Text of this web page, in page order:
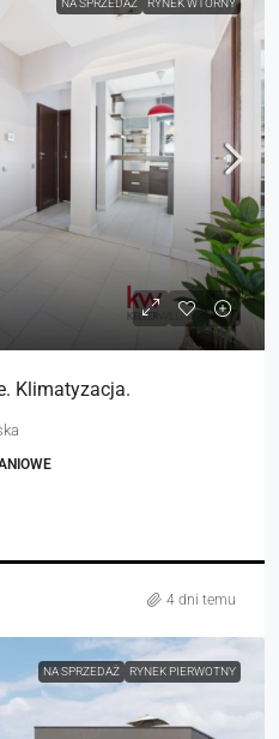
Klimatyzacja.
4 dni temu
NA SPRZEDAŻ RYNEK PIERWOTNY